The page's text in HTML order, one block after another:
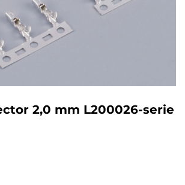
2,0 mm L200026-serie